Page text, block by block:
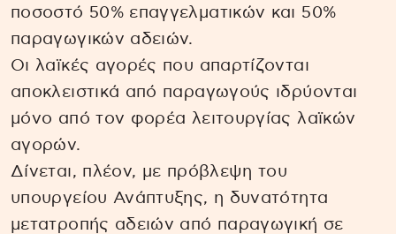
ποσοστό 50% επαγγελματικών και 50%
παραγωγικών αδειών.
Οι λαϊκές αγορές που απαρτίζονται
αποκλειστικά από παραγωγούς ιδρύονται
μόνο από τον φορέα λειτουργίας λαϊκών
αγορών.
Δίνεται, πλέον, με πρόβλεψη του
υπουργείου Ανάπτυξης, η δυνατότητα
μετατροπής αδειών από παραγωγική σε